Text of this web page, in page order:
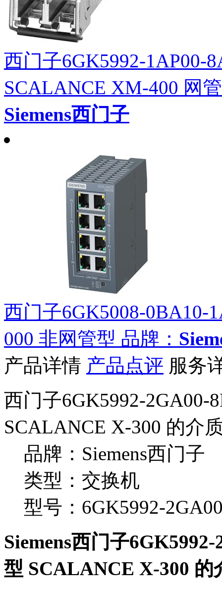
西门子6GK5992-1AP00-
SCALANCE XM-400 网
Siemens西门子
西门子6GK5008-0BA10-
000 非网管型 品牌：
产品详情 产品点评 服务
西门子6GK5992-2GA00-
SCALANCE X-300 的介
品牌：Siemens西门子
类型：交换机
型号：6GK5992-
Siemens西门子
型 SCALANCE X-300 的